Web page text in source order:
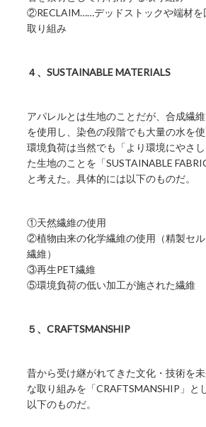
②RECLAIM……デッドストックや端材を
取り組み
４、SUSTAINABLE MATERIALS
アパレルとは生地のことだが、合成繊
を使用し、染色の段階でも大量の水を使
環境負荷は当然でも「より環境にやさ
た生地のことを「SUSTAINABLE
と考えた。具体的には以下のものだ。
①天然繊維の使用
②植物由来の化学繊維の使用（精製セ
繊維）
③再生PET繊維
⑤環境負荷の低い加工が施された繊維
５、CRAFTSMANSHIP
昔から受け継がれてきた文化・技術を
な取り組みを「CRAFTSMANSHIP」と
以下のものだ。